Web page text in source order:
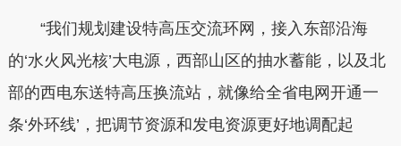
“我们规划建设特高压交流环网，接入东部沿海
的‘水火风光核’大电源，西部山区的抽水蓄能，以及北
部的西电东送特高压换流站，就像给全省电网开通一
条‘外环线’，把调节资源和发电资源更好地调配起